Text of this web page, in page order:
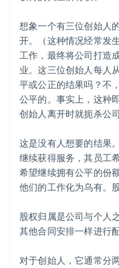
想象一个有三位创始人
开。（这种情况经常发
工作，最终将公司打造
业。这三位创始人每人
平或公正的结果吗？不
公平的。事实上，这种
创始人离开时就扼杀公司
这是没有人想要的结果
继续获得服务，其员工
希望继续拥有公平的份
他们的工作化为乌有。
股权归属是公司与个人
其他合同安排一样进行配
对于创始人，它通常分